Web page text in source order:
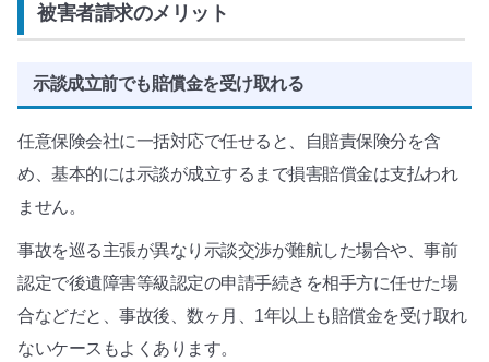
被害者請求のメリット
示談成立前でも賠償金を受け取れる
任意保険会社に一括対応で任せると、自賠責保険分を含
め、基本的には示談が成立するまで損害賠償金は支払われ
ません。
事故を巡る主張が異なり示談交渉が難航した場合や、事前
認定で後遺障害等級認定の申請手続きを相手方に任せた場
合などだと、事故後、数ヶ月、1年以上も賠償金を受け取れ
ないケースもよくあります。